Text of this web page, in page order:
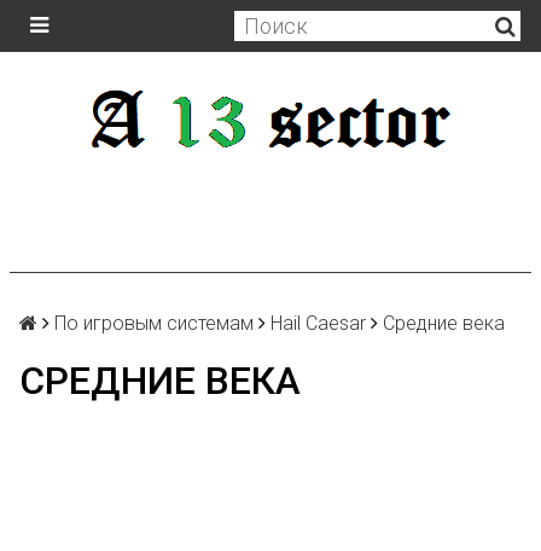
По игровым системам Hail Caesar Средние века
СРЕДНИЕ ВЕКА